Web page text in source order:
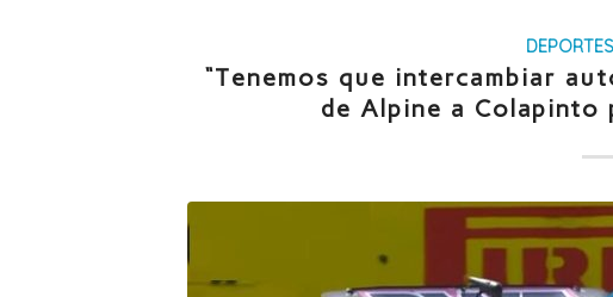
“Tenemos que intercambiar
de Alpine a Colapinto